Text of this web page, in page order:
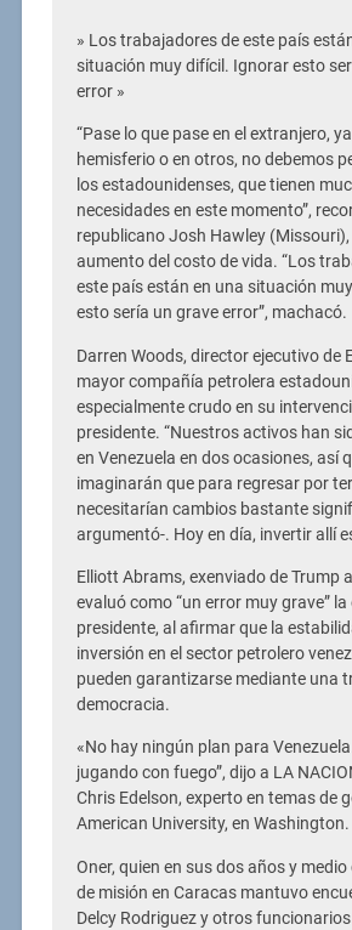
» Los trabajadores de este país
situación muy difícil. Ignorar esto
error »
“Pase lo que pase en el extranjero,
hemisferio o en otros, no debemos
los estadounidenses, que tienen
necesidades en este momento”,
republicano Josh Hawley (Missouri),
aumento del costo de vida. “Los
este país están en una situación
esto sería un grave error”, machacó.
Darren Woods, director ejecutivo de
mayor compañía petrolera
especialmente crudo en su
presidente. “Nuestros activos han
en Venezuela en dos ocasiones, así
imaginarán que para regresar por
necesitarían cambios bastante
argumentó-. Hoy en día, invertir allí
Elliott Abrams, exenviado de Trump
evaluó como “un error muy grave”
presidente, al afirmar que la
inversión en el sector petrolero
pueden garantizarse mediante una
democracia.
«No hay ningún plan para
jugando con fuego”, dijo a LA
Chris Edelson, experto en temas de
American University, en Washington.
Oner, quien en sus dos años y
de misión en Caracas mantuvo
Delcy Rodriguez y otros